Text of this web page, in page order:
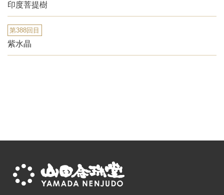
印度菩提樹
第388回目
紫水晶